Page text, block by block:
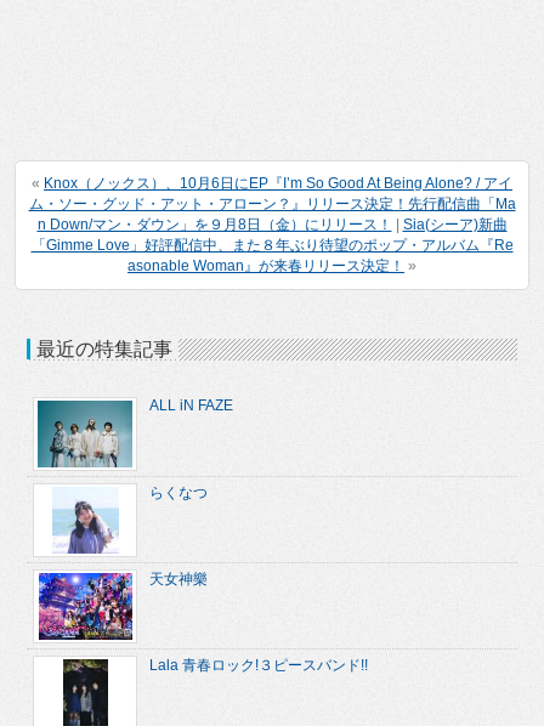
« Knox（ノックス）、10月6日にEP『I’m So Good At Being Alone? / アイ
ム・ソー・グッド・アット・アローン？』リリース決定！先行配信曲「Ma
n Down/マン・ダウン」を９月8日（金）にリリース！
Sia(シーア)新曲
「Gimme Love」好評配信中、また８年ぶり待望のポップ・アルバム『Re
asonable Woman』が来春リリース決定！ »
最近の特集記事
ALL iN FAZE
らくなつ
天女神樂
Lala 青春ロック!３ピースバンド!!